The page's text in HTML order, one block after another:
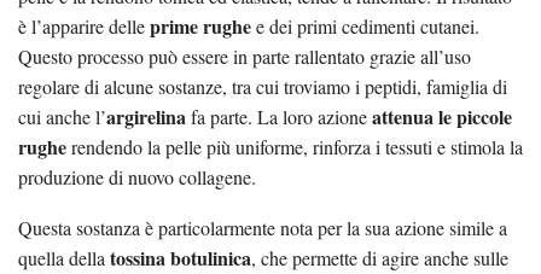
è l’apparire delleprime rughee dei primi cedimenti cutanei.
Questo processo può essere in parte rallentato grazie all’uso
regolare di alcune sostanze, tra cui troviamo i peptidi, famiglia di
cui anche l’argirelinafa parte. La loro azioneattenua le piccole
rugherendendo la pelle più uniforme, rinforza i tessuti e stimola la
produzione di nuovo collagene.
Questa sostanza è particolarmente nota per la sua azione simile a
quella della tossina botulinica, che permette di agire anche sulle